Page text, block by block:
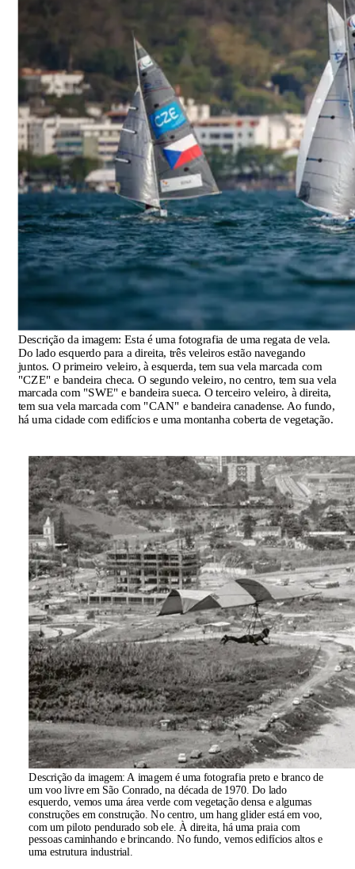
Descrição da imagem: Esta é uma fotografia de uma regata de vela.
Do lado esquerdo para a direita, três veleiros estão navegando
juntos. O primeiro veleiro, à esquerda, tem sua vela marcada com
"CZE" e bandeira checa. O segundo veleiro, no centro, tem sua vela
marcada com "SWE" e bandeira sueca. O terceiro veleiro, à direita,
tem sua vela marcada com "CAN" e bandeira canadense. Ao fundo,
há uma cidade com edifícios e uma montanha coberta de vegetação.
Descrição da imagem: A imagem é uma fotografia preto e branco de
um voo livre em São Conrado, na década de 1970. Do lado
esquerdo, vemos uma área verde com vegetação densa e algumas
construções em construção. No centro, um hang glider está em voo,
com um piloto pendurado sob ele. À direita, há uma praia com
pessoas caminhando e brincando. No fundo, vemos edifícios altos e
uma estrutura industrial.